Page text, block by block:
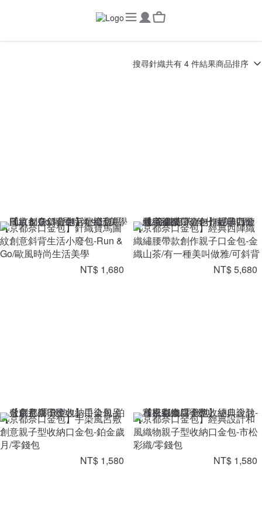
搜尋針織共有 4 件結果商品排序
【京都奈口金包】針織寶馬圖
紋創意斜背生活小廢包-Run &
Go/歐風時尚生活美學
NT$ 1,680
【京都奈口金包】經典西陣織
織繡腰帶款創作親子口金包-金
織山茶/有一種美叫做雅/可斜背
NT$ 5,680
【京都奈口金包】手染風呂敷
創意親子型收納口金包-鉑金歲
月/零錢包
NT$ 1,580
【京都奈口金包】經典設計和
風織物親子型收納口金包-市松
彩織/零錢包
NT$ 1,580